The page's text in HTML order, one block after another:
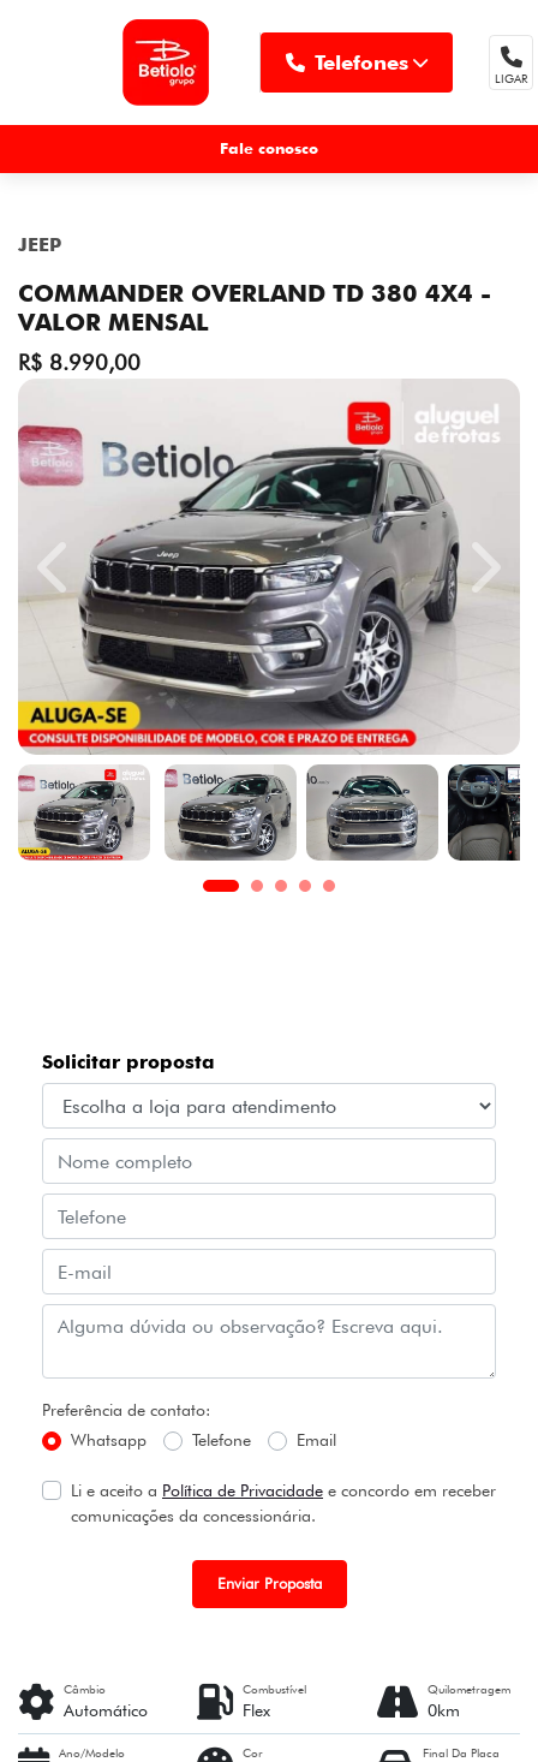
Telefones
LIGAR
Fale conosco
JEEP
COMMANDER OVERLAND TD 380 4X4 -
VALOR MENSAL
R$ 8.990,00
Previous Next
Solicitar proposta
Preferência de contato:
Whatsapp
Telefone Email
Li e aceito a Política de Privacidade e concordo em receber
comunicações da concessionária.
Enviar Proposta
Câmbio
Automático
Combustível
Flex
Quilometragem
0km
Ano/Modelo Cor Final Da Placa